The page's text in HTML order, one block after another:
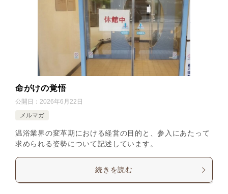
命がけの覚悟
公開日： 2026年6月22日
メルマガ
温浴業界の変革期における経営の目的と、参入にあたって
求められる姿勢について記述しています。
続きを読む